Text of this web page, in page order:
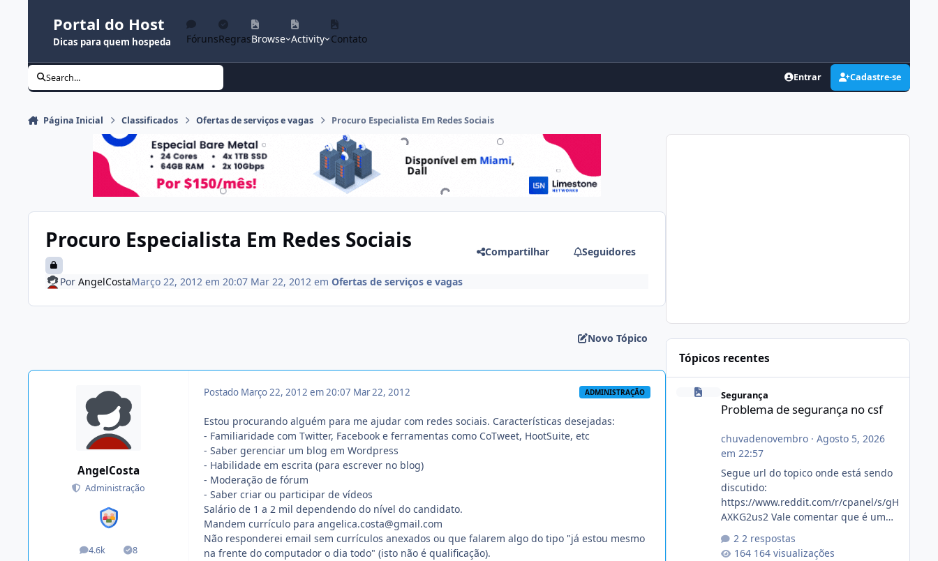
Portal do Host
Dicas para quem hospeda FórunsRegrasBrowse Activity Contato
Search... Entrar Cadastre-se
Página Inicial Classificados Ofertas de serviços e vagas Procuro Especialista Em Redes Sociais
Procuro Especialista Em Redes Sociais Compartilhar Seguidores
Por AngelCostaMarço 22, 2012 em 20:07 Mar 22, 2012 em Ofertas de serviços e vagas
Novo Tópico
AngelCosta
Administração
4.6k
posts 8
Soluções
Postado Março 22, 2012 em 20:07 Mar 22, 2012 ADMINISTRAÇÃO
Estou procurando alguém para me ajudar com redes sociais. Características desejadas:
- Familiaridade com Twitter, Facebook e ferramentas como CoTweet, HootSuite, etc
- Saber gerenciar um blog em Wordpress
- Habilidade em escrita (para escrever no blog)
- Moderação de fórum
- Saber criar ou participar de vídeos
Salário de 1 a 2 mil dependendo do nível do candidato.
Mandem currículo para angelica.costa@gmail.com
Não responderei email sem currículos anexados ou que falarem algo do tipo "já estou mesmo
na frente do computador o dia todo" (isto não é qualificação).
Tópicos recentes
Problema de segurança no csf
Segurança
Problema de segurança no csf
chuvadenovembro· Agosto 5, 2026
em 22:57
Segue url do topico onde está sendo
discutido:
https://www.reddit.com/r/cpanel/s/gH
AXKG2us2 Vale comentar que é um
pegada no da.
2 respostas
164 visualizações